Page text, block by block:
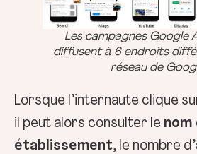
Les campagnes Google
diffusent à 6 endroits
réseau de
Lorsque l’internaute clique
il peut alors consulter le
établissement, le nombre d’